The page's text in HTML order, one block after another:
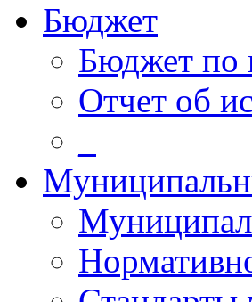
Бюджет
Бюджет по
Отчет об